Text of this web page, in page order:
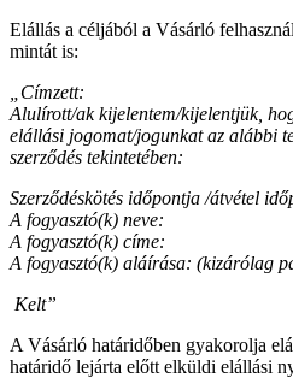
Elállás a céljából a Vásárló
mintát is:
„Címzett:
Alulírott/ak kijelentem/kijelentjük,
elállási jogomat/jogunkat az alábbi
szerződés tekintetében:
Szerződéskötés időpontja /átvétel
A fogyasztó(k) neve:
A fogyasztó(k) címe:
A fogyasztó(k) aláírása: (kizárólag
Kelt”
A Vásárló határidőben gyakorolja
határidő lejárta előtt elküldi elállási